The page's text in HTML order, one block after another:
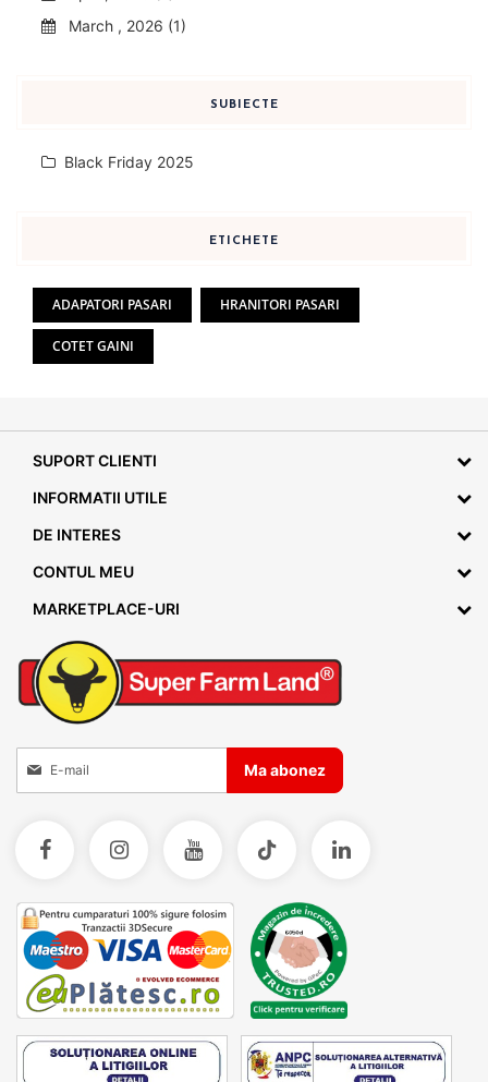
March , 2026 (1)
SUBIECTE
Black Friday 2025
ETICHETE
ADAPATORI PASARI HRANITORI PASARI
COTET GAINI
SUPORT CLIENTI
INFORMATII UTILE
DE INTERES
CONTUL MEU
MARKETPLACE-URI
Inscrieti-va la Buletinele noastre informative
Ma abonez